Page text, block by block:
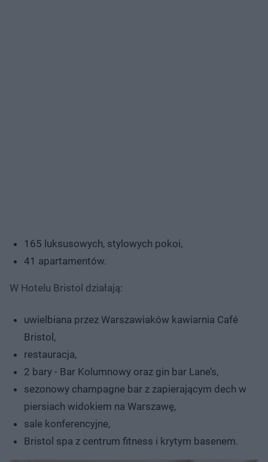
165 luksusowych, stylowych pokoi,
41 apartamentów.
W Hotelu Bristol działają:
uwielbiana przez Warszawiaków kawiarnia Café
Bristol,
restauracja,
2 bary - Bar Kolumnowy oraz gin bar Lane’s,
sezonowy champagne bar z zapierającym dech w
piersiach widokiem na Warszawę,
sale konferencyjne,
Bristol spa z centrum fitness i krytym basenem.